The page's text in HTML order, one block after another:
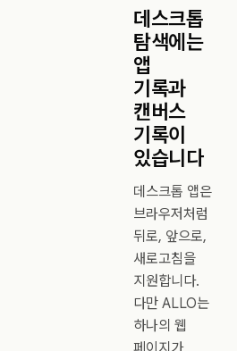
데스크톱
탐색에는
앱
기록과
캔버스
기록이
있습니다
데스크톱 앱은
브라우저처럼
뒤로, 앞으로,
새로고침을
지원합니다.
다만 ALLO는
하나의 웹